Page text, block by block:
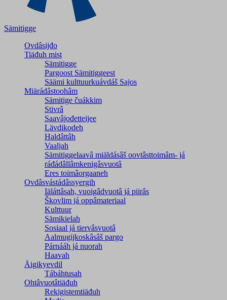
Sämitigge
Ovdâsijđo
Tiäđuh mist
Sämitigge
Pargoost Sämitiggeest
Säämi kulttuurkuávdáš Sajos
Miärádâstoohâm
Sämitige čuákkim
Stivrâ
Saavâjođetteijee
Lävdikodeh
Haldâttâh
Vaaljah
Sämitiggelaavâ miäldásâš oovtâsttoimâm- já
ráđádâllâmkenigâsvuotâ
Eres toimâorgaaneh
Ovdâsvástádâssyergih
Iäláttâsah, vuoigâdvuotâ já piirâs
Škovlim já oppâmateriaal
Kulttuur
Sämikielah
Sosiaal já tiervâsvuotâ
Aalmugijkoskâsâš pargo
Párnááh já nuorah
Haavah
Äigikyevdil
Tábáhtusah
Ohtâvuotâtiäđuh
Rekigistemtiäđuh